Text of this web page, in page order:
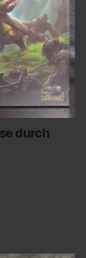
durch